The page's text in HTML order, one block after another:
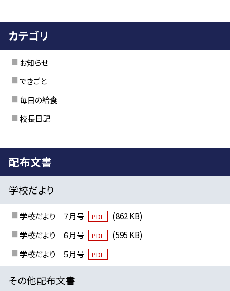
カテゴリ
お知らせ
できごと
毎日の給食
校長日記
配布文書
学校だより
学校だより ７月号 PDF
(862 KB)
学校だより ６月号
PDF
(595 KB)
学校だより ５月号
PDF
その他配布文書